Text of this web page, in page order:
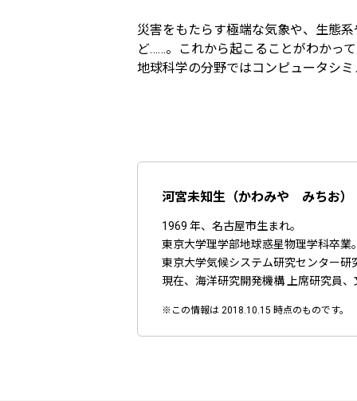
災害をもたらす極端な気象や、生態
ど……。これから起こることがわかっ
地球科学の分野ではコンピュータシ
河宮未知生（かわみや みちお）
1969 年、名古屋市生まれ。
東京大学理学部地球惑星物理学科卒
東京大学気候システム研究センター
現在、海洋研究開発機構 上席研究員
※この情報は 2018.10.15 時点のものです。